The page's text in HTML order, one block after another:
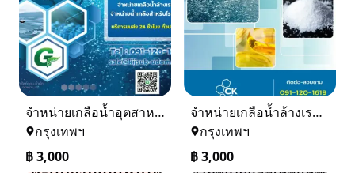
จำหน่ายเกลือน้ำอุตสาหกรรม เกลือน้ำล้างเรซิ่น
กรุงเทพฯ
฿3,000
จำหน่ายเกลือน้ำล้างเรซิ่น จำหน่ายเกลือน้ำอุตสาหกรรม
กรุงเทพฯ
฿3,000